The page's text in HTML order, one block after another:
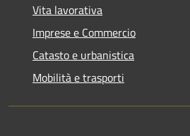
Vita lavorativa
Imprese e Commercio
Catasto e urbanistica
Mobilità e trasporti